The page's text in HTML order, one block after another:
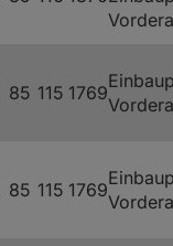
85 115 1769
85 115 1769